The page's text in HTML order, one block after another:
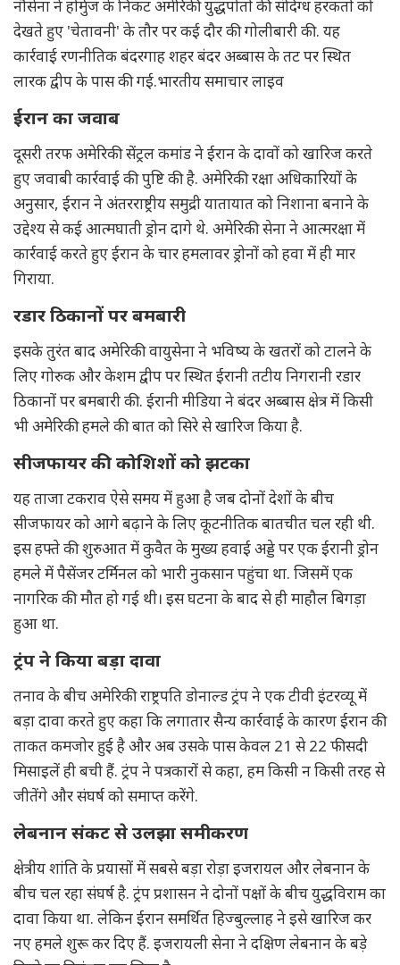
नौसेना ने होर्मुज के निकट अमेरिकी युद्धपोतों की संदिग्ध हरकतों को
देखते हुए 'चेतावनी' के तौर पर कई दौर की गोलीबारी की. यह
कार्रवाई रणनीतिक बंदरगाह शहर बंदर अब्बास के तट पर स्थित
लारक द्वीप के पास की गई.भारतीय समाचार लाइव
ईरान का जवाब
दूसरी तरफ अमेरिकी सेंट्रल कमांड ने ईरान के दावों को खारिज करते
हुए जवाबी कार्रवाई की पुष्टि की है. अमेरिकी रक्षा अधिकारियों के
अनुसार, ईरान ने अंतरराष्ट्रीय समुद्री यातायात को निशाना बनाने के
उद्देश्य से कई आत्मघाती ड्रोन दागे थे. अमेरिकी सेना ने आत्मरक्षा में
कार्रवाई करते हुए ईरान के चार हमलावर ड्रोनों को हवा में ही मार
गिराया.
रडार ठिकानों पर बमबारी
इसके तुरंत बाद अमेरिकी वायुसेना ने भविष्य के खतरों को टालने के
लिए गोरुक और केशम द्वीप पर स्थित ईरानी तटीय निगरानी रडार
ठिकानों पर बमबारी की. ईरानी मीडिया ने बंदर अब्बास क्षेत्र में किसी
भी अमेरिकी हमले की बात को सिरे से खारिज किया है.
सीजफायर की कोशिशों को झटका
यह ताजा टकराव ऐसे समय में हुआ है जब दोनों देशों के बीच
सीजफायर को आगे बढ़ाने के लिए कूटनीतिक बातचीत चल रही थी.
इस हफ्ते की शुरुआत में कुवैत के मुख्य हवाई अड्डे पर एक ईरानी ड्रोन
हमले में पैसेंजर टर्मिनल को भारी नुकसान पहुंचा था. जिसमें एक
नागरिक की मौत हो गई थी। इस घटना के बाद से ही माहौल बिगड़ा
हुआ था.
ट्रंप ने किया बड़ा दावा
तनाव के बीच अमेरिकी राष्ट्रपति डोनाल्ड ट्रंप ने एक टीवी इंटरव्यू में
बड़ा दावा करते हुए कहा कि लगातार सैन्य कार्रवाई के कारण ईरान की
ताकत कमजोर हुई है और अब उसके पास केवल 21 से 22 फीसदी
मिसाइलें ही बची हैं. ट्रंप ने पत्रकारों से कहा, हम किसी न किसी तरह से
जीतेंगे और संघर्ष को समाप्त करेंगे.
लेबनान संकट से उलझा समीकरण
क्षेत्रीय शांति के प्रयासों में सबसे बड़ा रोड़ा इजरायल और लेबनान के
बीच चल रहा संघर्ष है. ट्रंप प्रशासन ने दोनों पक्षों के बीच युद्धविराम का
दावा किया था. लेकिन ईरान समर्थित हिज्बुल्लाह ने इसे खारिज कर
नए हमले शुरू कर दिए हैं. इजरायली सेना ने दक्षिण लेबनान के बड़े